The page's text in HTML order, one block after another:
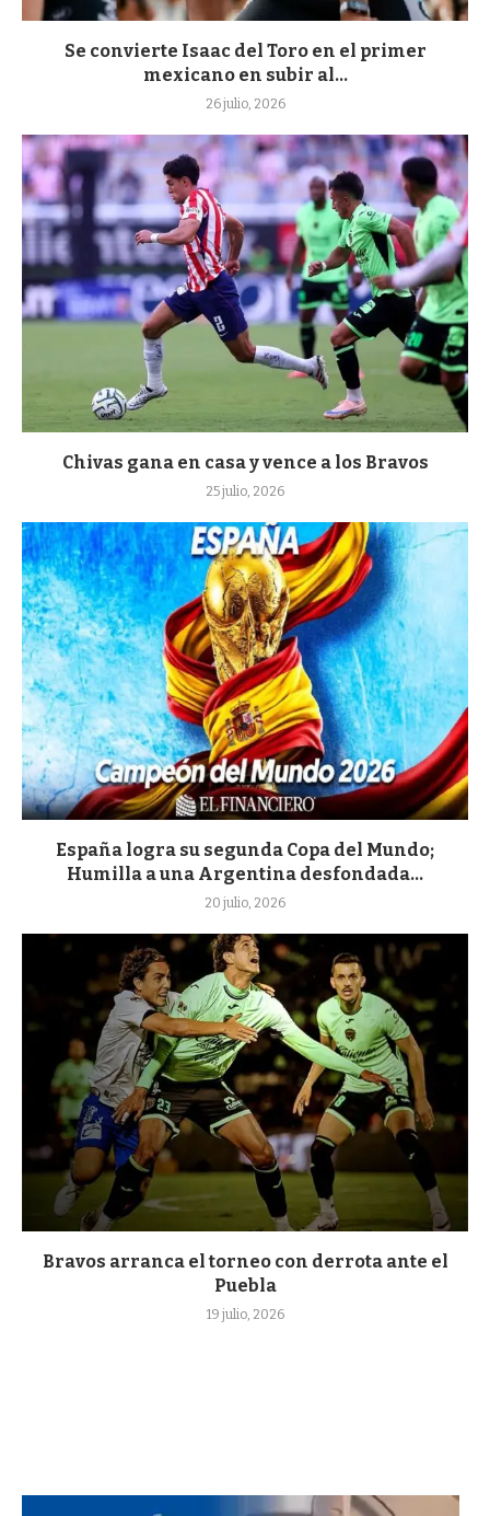
Se convierte Isaac del Toro en el primer
mexicano en subir al...
26 julio, 2026
Chivas gana en casa y vence a los Bravos
25 julio, 2026
España logra su segunda Copa del Mundo;
Humilla a una Argentina desfondada...
20 julio, 2026
Bravos arranca el torneo con derrota ante el
Puebla
19 julio, 2026